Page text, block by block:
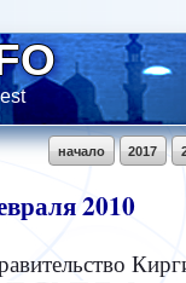
2017
начало
2010
Киргизии рекламирует